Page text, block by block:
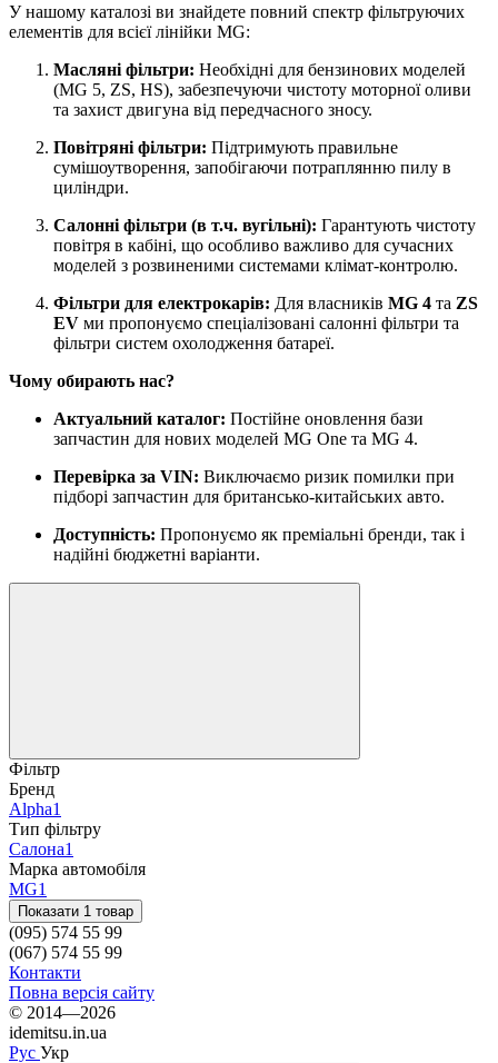
У нашому каталозі ви знайдете повний спектр фільтруючих
елементів для всієї лінійки MG:
Масляні фільтри: Необхідні для бензинових моделей
(MG 5, ZS, HS), забезпечуючи чистоту моторної оливи
та захист двигуна від передчасного зносу.
Повітряні фільтри: Підтримують правильне
сумішоутворення, запобігаючи потраплянню пилу в
циліндри.
Салонні фільтри (в т.ч. вугільні): Гарантують чистоту
повітря в кабіні, що особливо важливо для сучасних
моделей з розвиненими системами клімат-контролю.
Фільтри для електрокарів: Для власників MG 4 та ZS
EV ми пропонуємо спеціалізовані салонні фільтри та
фільтри систем охолодження батареї.
Чому обирають нас?
Актуальний каталог: Постійне оновлення бази
запчастин для нових моделей MG One та MG 4.
Перевірка за VIN: Виключаємо ризик помилки при
підборі запчастин для британсько-китайських авто.
Доступність: Пропонуємо як преміальні бренди, так і
надійні бюджетні варіанти.
Фільтр
Бренд
Alpha1
Тип фільтру
Салона1
Марка автомобіля
MG1
Показати 1 товар
(095) 574 55 99
(067) 574 55 99
Контакти
Повна версія сайту
© 2014—2026
idemitsu.in.ua
Рус Укр